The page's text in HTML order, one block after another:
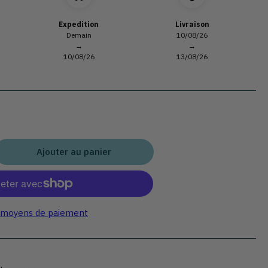
Expedition
Demain
→
10/08/26
Livraison
10/08/26
→
13/08/26
Ajouter au panier
de paiement